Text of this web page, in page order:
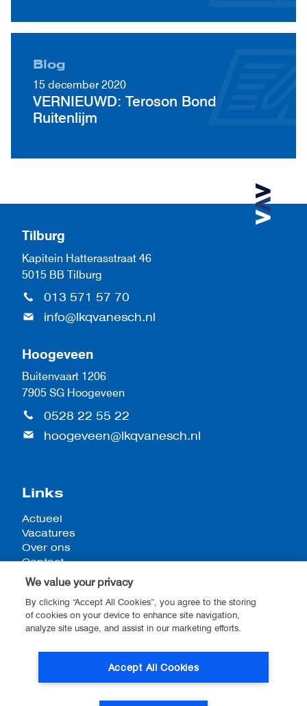
Blog
15 december 2020
VERNIEUWD: Teroson Bond
Ruitenlijm
Tilburg
Kapitein Hatterasstraat 46
5015 BB Tilburg
013 571 57 70
info@lkqvanesch.nl
Hoogeveen
Buitenvaart 1206
7905 SG Hoogeveen
0528 22 55 22
hoogeveen@lkqvanesch.nl
Links
Actueel
Vacatures
Over ons
Contact
Algemene voorwaarden
We value your privacy
By clicking “Accept All Cookies”, you agree to the storing
of cookies on your device to enhance site navigation,
analyze site usage, and assist in our marketing efforts.
Accept All Cookies